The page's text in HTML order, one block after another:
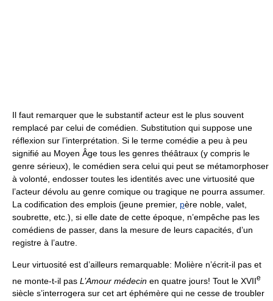
Il faut remarquer que le substantif acteur est le plus souvent
remplacé par celui de comédien. Substitution qui suppose une
réflexion sur l’interprétation. Si le terme comédie a peu à peu
signifié au Moyen Âge tous les genres théâtraux (y compris le
genre sérieux), le comédien sera celui qui peut se métamorphoser
à volonté, endosser toutes les identités avec une virtuosité que
l’acteur dévolu au genre comique ou tragique ne pourra assumer.
La codification des emplois (jeune premier, père noble, valet,
soubrette, etc.), si elle date de cette époque, n’empêche pas les
comédiens de passer, dans la mesure de leurs capacités, d’un
registre à l’autre.
Leur virtuosité est d’ailleurs remarquable: Molière n’écrit-il pas et
ne monte-t-il pas L’Amour médecin en quatre jours! Tout le XVIIe
siècle s’interrogera sur cet art éphémère qui ne cesse de troubler